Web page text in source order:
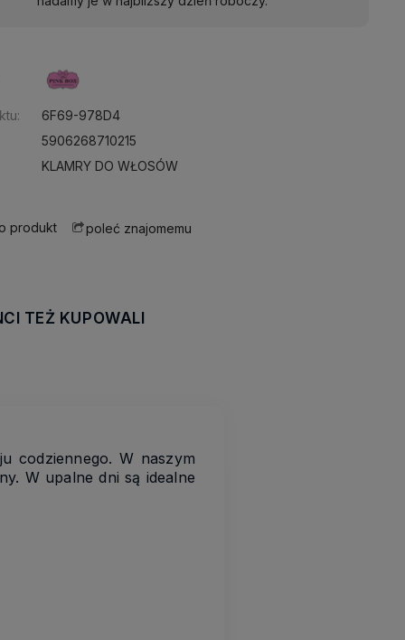
6F69-978D4
5906268710215
KLAMRY DO WŁOSÓW
produkt poleć znajomemu
TEŻ KUPOWALI
codziennego. W naszym
W upalne dni są idealne